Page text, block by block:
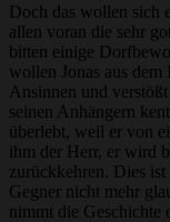
Doch das wollen sich
allen voran die sehr
bitten einige
wollen Jonas aus
Ansinnen und
seinen Anhängern
überlebt, weil er von
ihm der Herr, er wird
zurückkehren. Dies
Gegner nicht mehr
nimmt die Geschichte